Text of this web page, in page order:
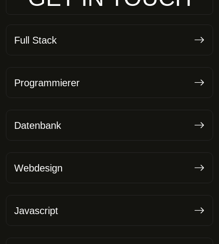
Full Stack
Programmierer
Datenbank
Webdesign
Javascript